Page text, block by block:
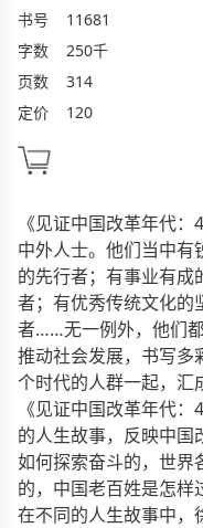
书号
11681
字数
250千
页数
314
定价
120
《见证中国改革年代
中外人士。他们当中有
的先行者；有事业有成
者；有优秀传统文化的
者……无一例外，他们
推动社会发展，书写多
个时代的人群一起，汇
《见证中国改革年代
的人生故事，反映中国
如何探索奋斗的，世界
的，中国老百姓是怎样
在不同的人生故事中，